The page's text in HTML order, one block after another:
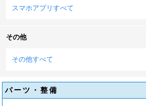
スマホアプリすべて
その他
その他すべて
パーツ・整備